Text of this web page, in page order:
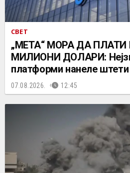
СВЕТ
„МЕТА“ МОРА ДА ПЛАТИ
МИЛИОНИ ДОЛАРИ:
платформи нанеле
07.08.2026. 12:45